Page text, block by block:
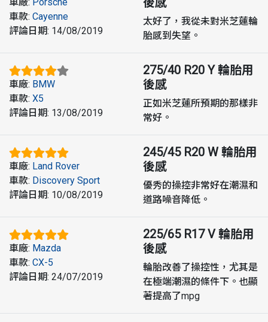
車款: Cayenne
評論日期: 14/08/2019
太好了，我從未對米芝蓮輪
胎感到失望。
車廠: BMW
車款: X5
評論日期: 13/08/2019
275/40 R20 Y 輪胎用
後感
正如米芝蓮所預期的那樣非
常好。
車廠: Land Rover
車款: Discovery Sport
評論日期: 10/08/2019
245/45 R20 W 輪胎用
後感
優秀的操控非常好在潮濕和
道路噪音降低。
車廠: Mazda
車款: CX-5
評論日期: 24/07/2019
225/65 R17 V 輪胎用
後感
輪胎改善了操控性，尤其是
在極端潮濕的條件下。也顯
著提高了mpg